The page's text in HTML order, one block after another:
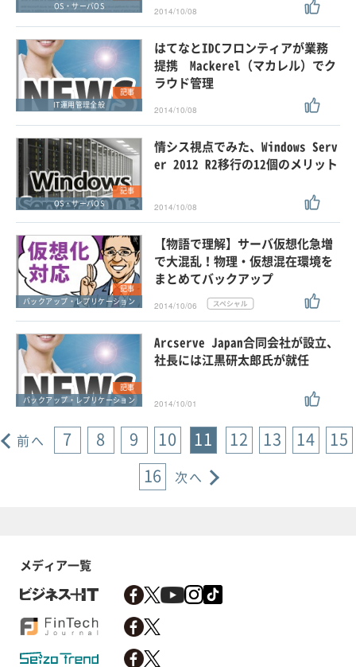
OS・サーバOS
2014/10/08
記事
IT運用管理全般
はてなとIDCフロンティアが業務
提携 Mackerel（マカレル）でク
ラウド管理
2014/10/08
記事
OS・サーバOS
情シス視点でみた、Windows Serv
er 2012 R2移行の12個のメリット
2014/10/08
記事
バックアップ・レプリケーション
【物語で理解】サーバ仮想化急増
で大混乱！物理・仮想混在環境を
まとめてバックアップ
2014/10/06
記事
バックアップ・レプリケーション
Arcserve Japan合同会社が設立、
社長には江黒研太郎氏が就任
2014/10/01
前へ 7 8 9 10 11 12 13 14
15
16
次へ
メディア一覧